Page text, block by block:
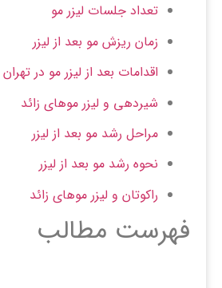
تعداد جلسات لیزر مو
زمان ریزش مو بعد از لیزر
اقدامات بعد از لیزر مو در تهران
شیردهی و لیزر موهای زائد
مراحل رشد مو بعد از لیزر
نحوه رشد مو بعد از لیزر
راکوتان و لیزر موهای زائد
فهرست مطالب